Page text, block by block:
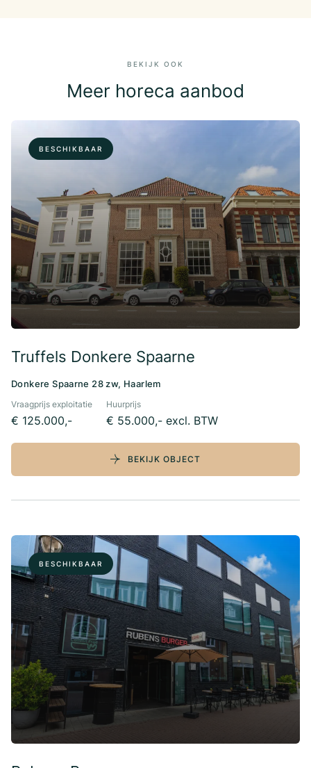
BEKIJK OOK
Meer horeca aanbod
BESCHIKBAAR
Truffels Donkere Spaarne
Donkere Spaarne 28 zw, Haarlem
Vraagprijs exploitatie
€ 125.000,-
Huurprijs
€ 55.000,- excl. BTW
BEKIJK OBJECT
BESCHIKBAAR